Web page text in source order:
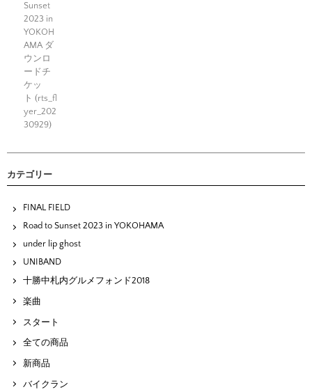
Sunset
2023 in
YOKOH
AMA ダ
ウンロ
ードチ
ケッ
ト (rts_fl
yer_202
30929)
カテゴリー
FINAL FIELD
Road to Sunset 2023 in YOKOHAMA
under lip ghost
UNIBAND
十勝中札内グルメフォンド2018
楽曲
スタート
全ての商品
新商品
バイクラン